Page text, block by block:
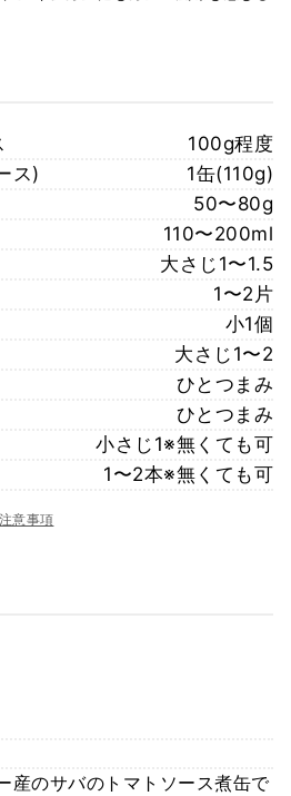
100g程度
ス)
1缶(110g)
50〜80g
110〜200ml
大さじ1〜1.5
1〜2片
小1個
大さじ1〜2
ひとつまみ
ひとつまみ
小さじ1※無くても可
1〜2本※無くても可
意事項
産のサバのトマトソース煮缶で